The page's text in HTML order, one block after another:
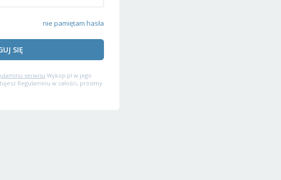
nie pamiętam hasła
SIĘ
serwisu Wykop.pl w jego
Regulaminu w całości, prosimy